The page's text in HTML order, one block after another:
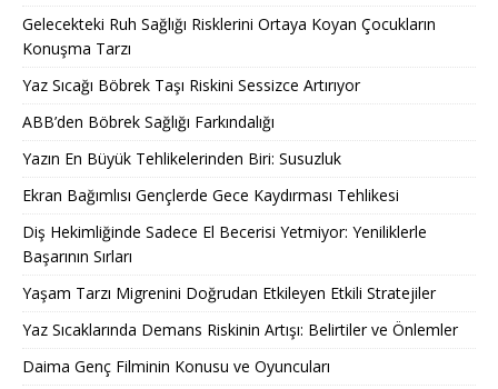
Gelecekteki Ruh Sağlığı Risklerini Ortaya Koyan Çocukların
Konuşma Tarzı
Yaz Sıcağı Böbrek Taşı Riskini Sessizce Artırıyor
ABB’den Böbrek Sağlığı Farkındalığı
Yazın En Büyük Tehlikelerinden Biri: Susuzluk
Ekran Bağımlısı Gençlerde Gece Kaydırması Tehlikesi
Diş Hekimliğinde Sadece El Becerisi Yetmiyor: Yeniliklerle
Başarının Sırları
Yaşam Tarzı Migrenini Doğrudan Etkileyen Etkili Stratejiler
Yaz Sıcaklarında Demans Riskinin Artışı: Belirtiler ve Önlemler
Daima Genç Filminin Konusu ve Oyuncuları